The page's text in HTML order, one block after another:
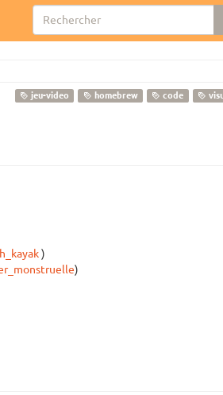
jeu-video homebrew code
)
)